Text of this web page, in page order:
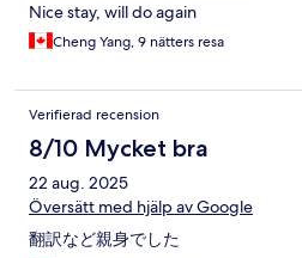
Nice stay, will do again
Cheng Yang, 9 nätters resa
Verifierad recension
8/10 Mycket bra
22 aug. 2025
Översätt med hjälp av Google
翻訳など親身でした